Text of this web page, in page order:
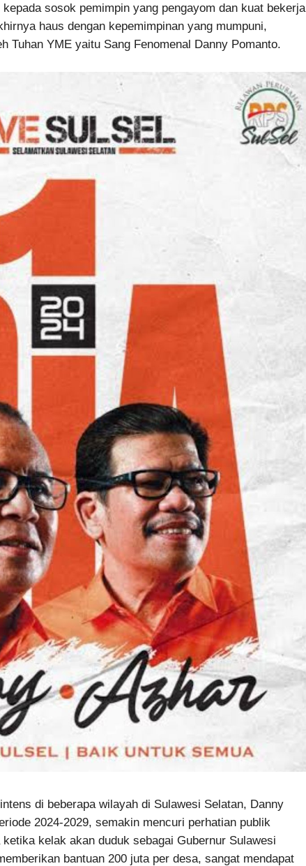
sosok pemimpin yang pengayom dan kuat bekerja
haus dengan kepemimpinan yang mumpuni,
Tuhan YME yaitu Sang Fenomenal Danny Pomanto.
di beberapa wilayah di Sulawesi Selatan, Danny
2024-2029, semakin mencuri perhatian publik
kelak akan duduk sebagai Gubernur Sulawesi
bantuan 200 juta per desa, sangat mendapat